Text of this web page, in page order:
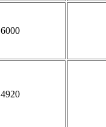
6000
4920